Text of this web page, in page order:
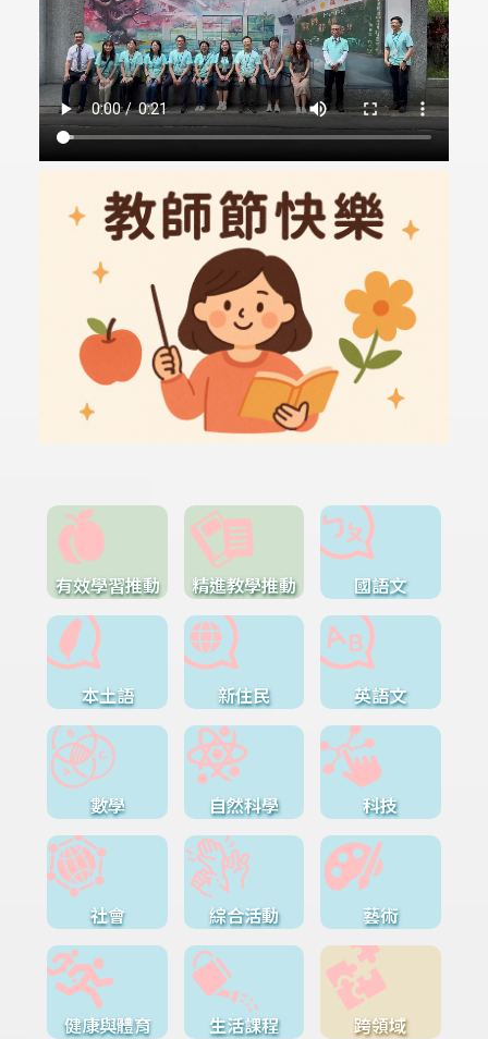
有效學習推動 精進教學推動 國語文
本土語 新住民 英語文
數學 自然科學 科技
社會 綜合活動 藝術
健康與體育 生活課程 跨領域